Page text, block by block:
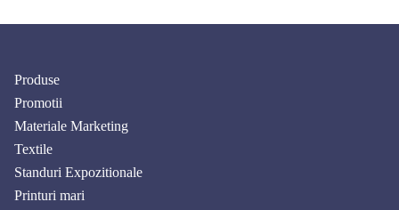
Produse
Promotii
Materiale Marketing
Textile
Standuri Expozitionale
Printuri mari